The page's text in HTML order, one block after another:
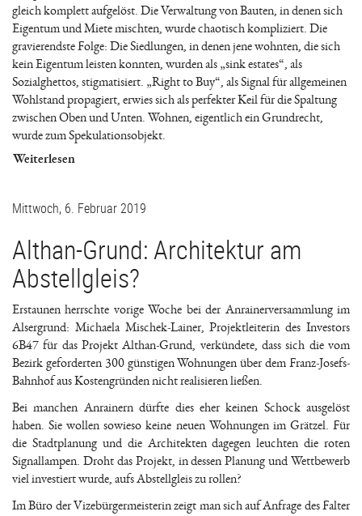
gleich komplett aufgelöst. Die Verwaltung von Bauten, in denen sich
Eigentum und Miete mischten, wurde chaotisch kompliziert. Die
gravierendste Folge: Die Siedlungen, in denen jene wohnten, die sich
kein Eigentum leisten konnten, wurden als „sink estates“, als
Sozialghettos, stigmatisiert. „Right to Buy“, als Signal für allgemeinen
Wohlstand propagiert, erwies sich als perfekter Keil für die Spaltung
zwischen Oben und Unten. Wohnen, eigentlich ein Grundrecht,
wurde zum Spekulationsobjekt.
Weiterlesen
Mittwoch, 6. Februar 2019
Althan-Grund: Architektur am
Abstellgleis?
Erstaunen herrschte vorige Woche bei der Anrainerversammlung im
Alsergrund: Michaela Mischek-Lainer, Projektleiterin des Investors
6B47 für das Projekt Althan-Grund, verkündete, dass sich die vom
Bezirk geforderten 300 günstigen Wohnungen über dem Franz-Josefs-
Bahnhof aus Kostengründen nicht realisieren ließen.
Bei manchen Anrainern dürfte dies eher keinen Schock ausgelöst
haben. Sie wollen sowieso keine neuen Wohnungen im Grätzel. Für
die Stadtplanung und die Architekten dagegen leuchten die roten
Signallampen. Droht das Projekt, in dessen Planung und Wettbewerb
viel investiert wurde, aufs Abstellgleis zu rollen?
Im Büro der Vizebürgermeisterin zeigt man sich auf Anfrage des Falter